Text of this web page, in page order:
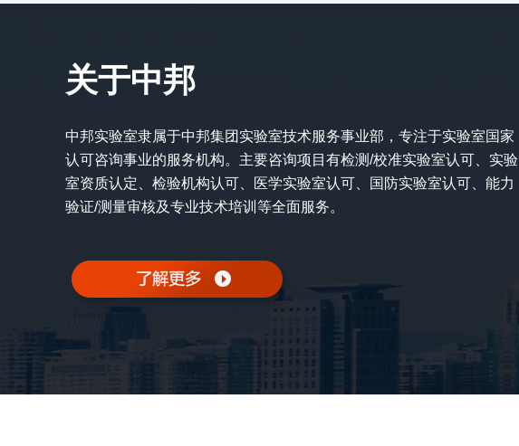
关于中邦
中邦实验室隶属于中邦集团实验室技术服务事业部，专注于实验室国家
认可咨询事业的服务机构。主要咨询项目有检测/校准实验室认可、实验
室资质认定、检验机构认可、医学实验室认可、国防实验室认可、能力
验证/测量审核及专业技术培训等全面服务。